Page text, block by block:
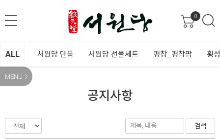
0
ALL 서원당 단품 서원당 선물세트 평창_평참팜 횡
MENU
공지사항
검색